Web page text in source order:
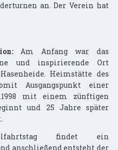
an. Der Verein hat
Am Anfang war das
und inspirierende Ort
Heimstätte des
Ausgangspunkt einer
mit einem zünftigen
und 25 Jahre später
findet ein
anschließend entsteht der